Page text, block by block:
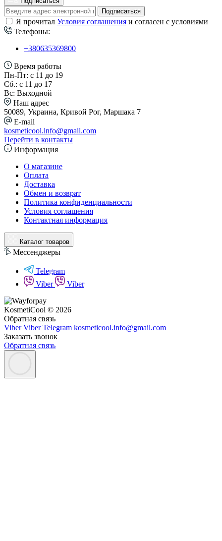
Подписаться
Я прочитал Условия соглашения и согласен с условиями
Телефоны:
+380635369800
Время работы
Пн-Пт: с 11 до 19
Сб.: с 11 до 17
Вс: Выходной
Наш адрес
50089, Украина, Кривой Рог, Маршака 7
E-mail
kosmeticool.info@gmail.com
Перейти в контакты
Информация
О магазине
Оплата
Доставка
Обмен и возврат
Политика конфиденциальности
Условия соглашения
Контактная информация
Каталог товаров
Мессенджеры
Telegram
Viber
Viber
KosmetiCool © 2026
Обратная связь
Viber Viber Telegram kosmeticool.info@gmail.com
Заказать звонок
Обратная связь